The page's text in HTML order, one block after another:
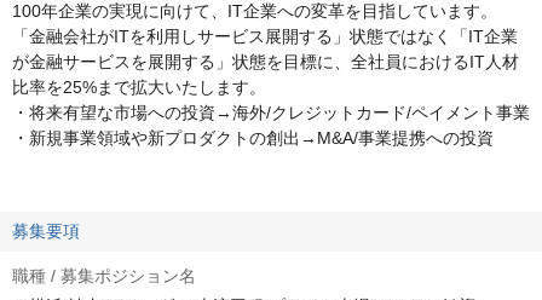
100年企業の実現に向けて、IT企業への変革を目指しています。
「金融会社がITを利用しサービス展開する」状態ではなく「IT企業
が金融サービスを展開する」状態を目標に、全社員におけるIT人材
比率を25%まで拡大いたします。
・将来有望な市場への投資→海外/クレジットカード/ペイメント事業
・新規事業領域や新プロダクトの創出→M&A/事業提携への投資
募集要項
職種 / 募集ポジション名